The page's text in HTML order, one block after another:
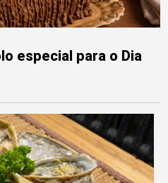
especial para o Dia